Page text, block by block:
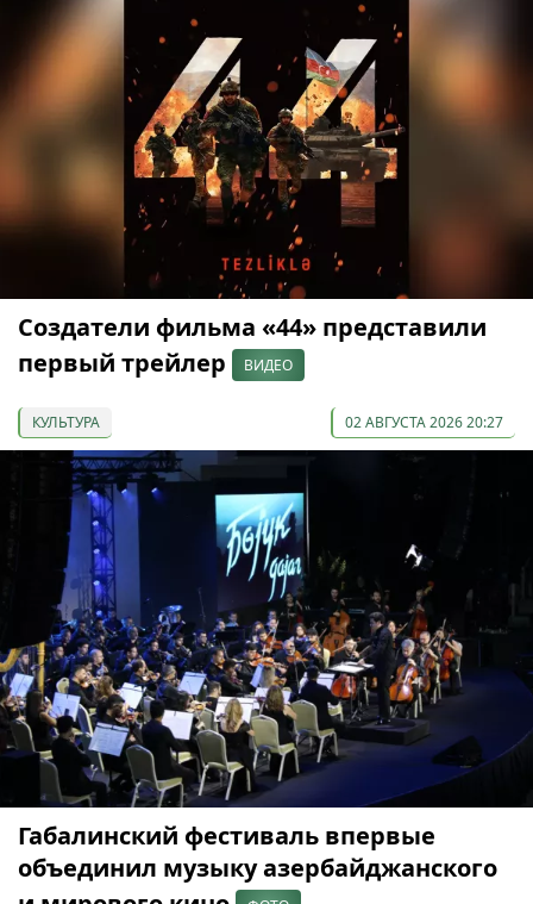
Создатели фильма «44» представили
первый трейлер
ВИДЕО
КУЛЬТУРА 02 АВГУСТА 2026 20:27
Габалинский фестиваль впервые
объединил музыку азербайджанского